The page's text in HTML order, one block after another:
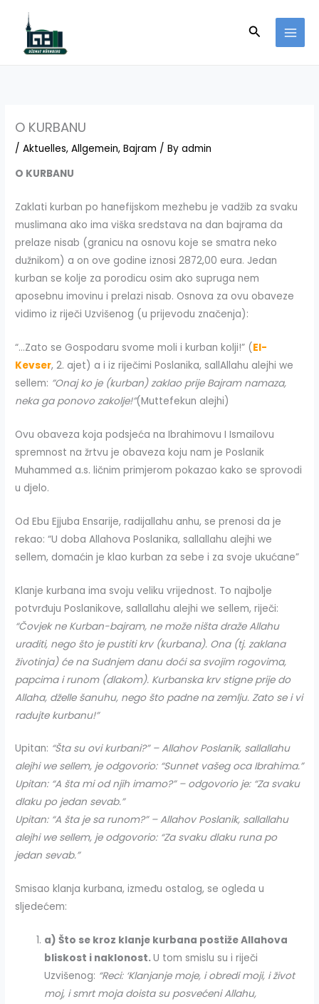
content
Search
O KURBANU
/Aktuelles,Allgemein,Bajram / Byadmin
O KURBANU
Zaklati kurban po hanefijskom mezhebu je vadžib za svaku
muslimana ako ima viška sredstava na dan bajrama da
prelaze nisab (granicu na osnovu koje se smatra neko
dužnikom) a on ove godine iznosi 2872,00 eura. Jedan
kurban se kolje za porodicu osim ako supruga nem
aposebnu imovinu i prelazi nisab. Osnova za ovu obaveze
vidimo iz riječi Uzvišenog (u prijevodu značenja):
“…Zato se Gospodaru svome moli i kurban kolji!” (El-
Kevser, 2. ajet) a i iz riječimi Poslanika, sallAllahu alejhi we
sellem: ”Onaj ko je (kurban) zaklao prije Bajram namaza,
neka ga ponovo zakolje!”(Muttefekun alejhi)
Ovu obaveza koja podsjeća na Ibrahimovu I Ismailovu
spremnost na žrtvu je obaveza koju nam je Poslanik
Muhammed a.s. ličnim primjerom pokazao kako se sprovodi
u djelo.
Od Ebu Ejjuba Ensarije, radijallahu anhu, se prenosi da je
rekao: “U doba Allahova Poslanika, sallallahu alejhi we
sellem, domaćin je klao kurban za sebe i za svoje ukućane”
Klanje kurbana ima svoju veliku vrijednost. To najbolje
potvrđuju Poslanikove, sallallahu alejhi we sellem, riječi:
“Čovjek ne Kurban-bajram, ne može ništa draže Allahu
uraditi, nego što je pustiti krv (kurbana). Ona (tj. zaklana
životinja) će na Sudnjem danu doći sa svojim rogovima,
papcima i runom (dlakom). Kurbanska krv stigne prije do
Allaha, dželle šanuhu, nego što padne na zemlju. Zato se i vi
radujte kurbanu!”
Upitan: “Šta su ovi kurbani?” – Allahov Poslanik, sallallahu
alejhi we sellem, je odgovorio: “Sunnet vašeg oca Ibrahima.”
Upitan: “A šta mi od njih imamo?” – odgovorio je: “Za svaku
dlaku po jedan sevab.”
Upitan: “A šta je sa runom?” – Allahov Poslanik, sallallahu
alejhi we sellem, je odgovorio: “Za svaku dlaku runa po
jedan sevab.”
Smisao klanja kurbana, između ostalog, se ogleda u
sljedećem:
a) Što se kroz klanje kurbana postiže Allahova
bliskost i naklonost.U tom smislu su i riječi
Uzvišenog: “Reci: ‘Klanjanje moje, i obredi moji, i život
moj, i smrt moja doista su posvećeni Allahu,